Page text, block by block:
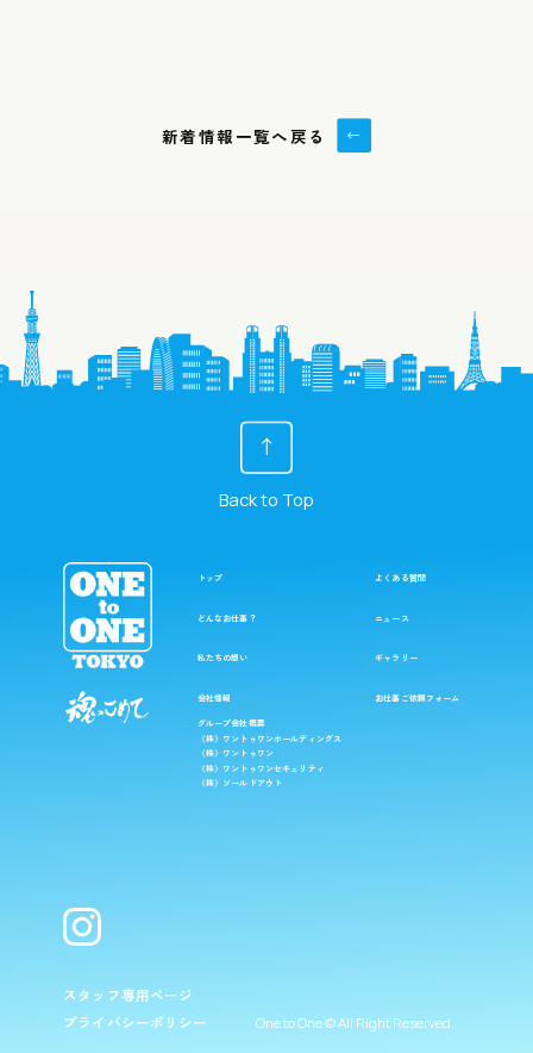
プライバシーポリシー
新着情報一覧へ戻る
Back to Top
トップ
どんなお仕事？
私たちの想い
会社情報
グループ会社概要
（株）ワントゥワンホールディングス
（株）ワントゥワン
（株）ワントゥワンセキュリティ
（株）ソールドアウト
よくある質問
ニュース
ギャラリー
お仕事ご依頼フォーム
スタッフ専用ページ
プライバシーポリシー
One to One © All Right Reserved.